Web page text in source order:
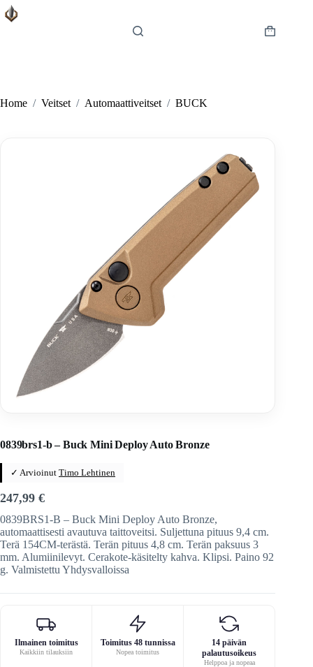
Skip
to
Shopping
Home / Veitset / Automaattiveitset / BUCK
0839brs1-b – Buck Mini Deploy Auto Bronze
✓ Arvioinut Timo Lehtinen
247,99 €
0839BRS1-B – Buck Mini Deploy Auto Bronze,
automaattisesti avautuva taittoveitsi. Suljettuna pituus 9,4 cm.
Terä 154CM-terästä. Terän pituus 4,8 cm. Terän paksuus 3
mm. Alumiinilevyt. Cerakote-käsitelty kahva. Klipsi. Paino 92
g. Valmistettu Yhdysvalloissa
Ilmainen toimitus
Kaikkiin tilauksiin
Toimitus 48 tunnissa
Nopea toimitus
14 päivän
palautusoikeus
Helppoa ja nopeaa